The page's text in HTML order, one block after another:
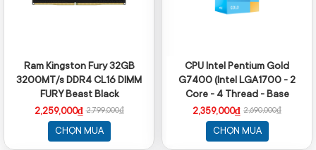
Ram Kingston Fury 32GB
3200MT/s DDR4 CL16 DIMM
FURY Beast Black
2,259,000₫ 2,799,000₫
CHỌN MUA
CPU Intel Pentium Gold
G7400 (Intel LGA1700 - 2
Core - 4 Thread - Base
3.7Ghz - Cache 6MB)
2,359,000₫ 2,690,000₫
CHỌN MUA